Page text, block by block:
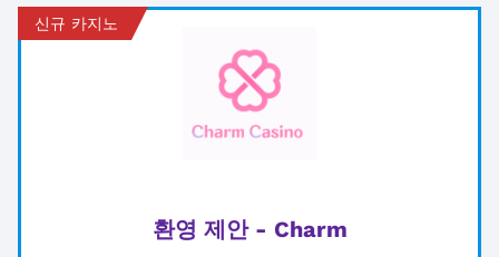
신규 카지노
환영 제안 - Charm